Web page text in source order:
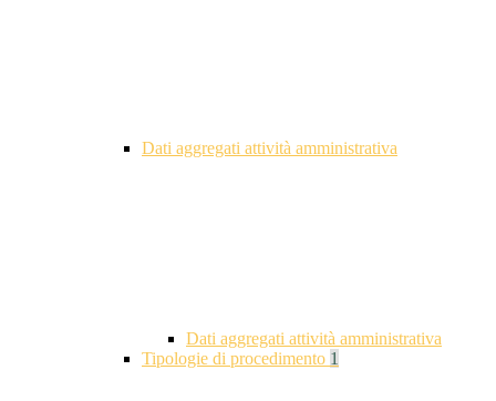
Dati aggregati attività amministrativa
Dati aggregati attività amministrativa
Tipologie di procedimento 1